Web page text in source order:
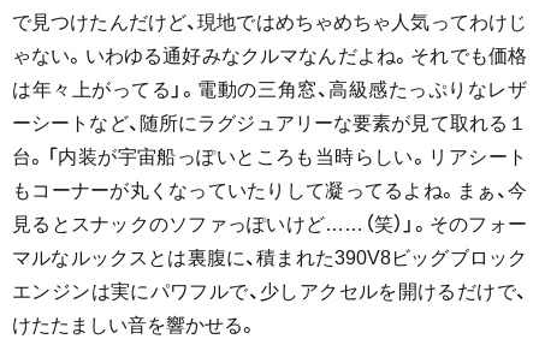
で見つけたんだけど、現地ではめちゃめちゃ人気ってわけじ
ゃない。いわゆる通好みなクルマなんだよね。それでも価格
は年々上がってる」。電動の三角窓、高級感たっぷりなレザ
ーシートなど、随所にラグジュアリーな要素が見て取れる１
台。「内装が宇宙船っぽいところも当時らしい。リアシート
もコーナーが丸くなっていたりして凝ってるよね。まぁ、今
見るとスナックのソファっぽいけど……（笑）」。そのフォー
マルなルックスとは裏腹に、積まれた390V8ビッグブロック
エンジンは実にパワフルで、少しアクセルを開けるだけで、
けたたましい音を響かせる。